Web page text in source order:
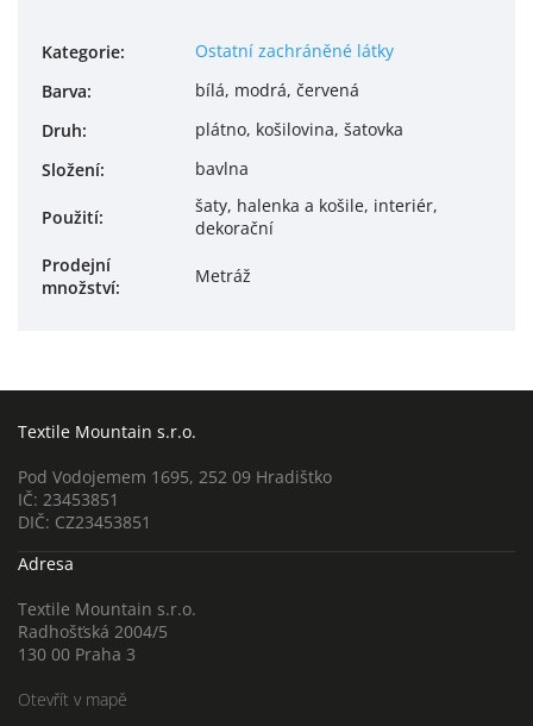
Kategorie:
Ostatní zachráněné látky
Barva:
bílá, modrá, červená
Druh:
plátno, košilovina, šatovka
Složení: bavlna
Použití:
šaty, halenka a košile, interiér,
dekorační
Prodejní
množství:
Metráž
Textile Mountain s.r.o.
Pod Vodojemem 1695, 252 09 Hradištko
IČ: 23453851
DIČ: CZ23453851
Adresa
Textile Mountain s.r.o.
Radhošťská 2004/5
130 00 Praha 3
Otevřít v mapě